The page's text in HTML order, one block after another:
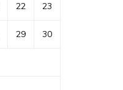
22 23
29 30